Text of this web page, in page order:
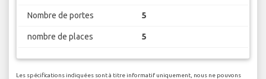
Nombre de portes 5
nombre de places 5
Les spécifications indiquées sont à titre informatif uniquement, nous ne pouvons